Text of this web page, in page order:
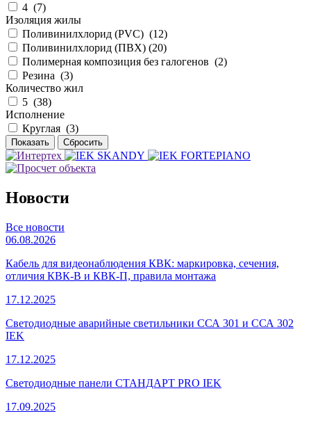
4 (7)
Изоляция жилы
Поливинилхлорид (PVC) (12)
Поливинилхлорид (ПВХ) (20)
Полимерная композиция без галогенов (2)
Резина (3)
Количество жил
5 (38)
Исполнение
Круглая (3)
Новости
Все новости
06.08.2026
Кабель для видеонаблюдения КВК: маркировка, сечения,
отличия КВК-В и КВК-П, правила монтажа
17.12.2025
Светодиодные аварийные светильники ССА 301 и ССА 302
IEK
17.12.2025
Светодиодные панели СТАНДАРТ PRO IEK
17.09.2025